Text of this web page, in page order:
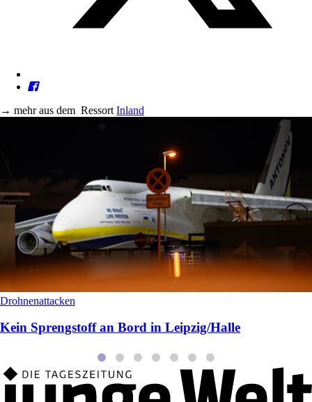
→ mehr aus dem Ressort Inland
Drohnenattacken
Kein Sprengstoff an Bord in Leipzig/Halle